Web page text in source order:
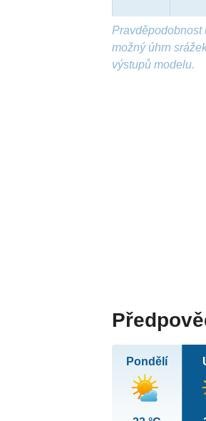
Pravděpodobnost
možný úhrn
výstupů modelu.
Pondělí